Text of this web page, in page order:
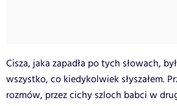
Cisza, jaka zapadła po tych słowach,
wszystko, co kiedykolwiek słyszałem.
rozmów, przez cichy szloch babci w